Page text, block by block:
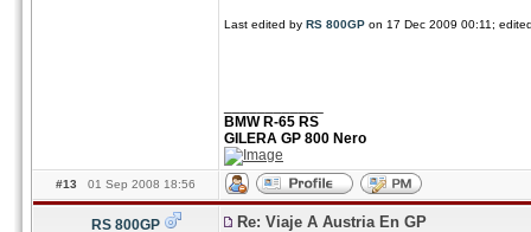
Last edited by RS 800GP on 17 Dec 2009 00:11;
BMW R-65 RS
GILERA GP 800 Nero
#13 01 Sep 2008 18:56
RS 800GP Re: Viaje A Austria En GP